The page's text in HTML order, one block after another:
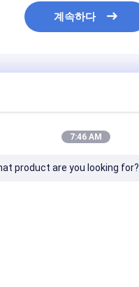
계속하다
7:46 AM
product are you looking for?